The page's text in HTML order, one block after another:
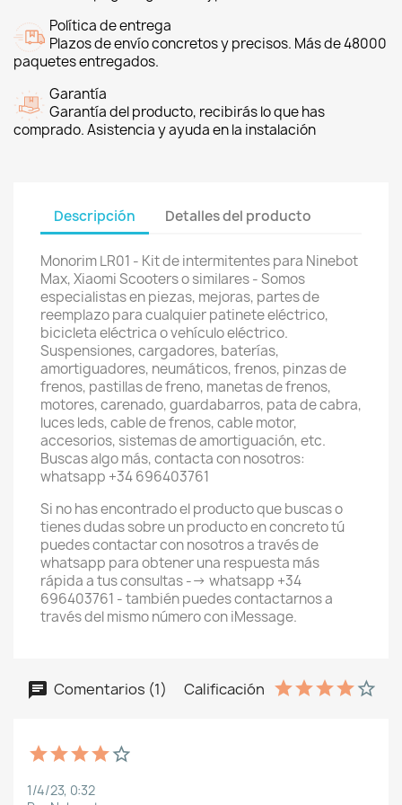
Política de entrega
Plazos de envío concretos y precisos. Más de 48000
paquetes entregados.
Garantía
Garantía del producto, recibirás lo que has
comprado. Asistencia y ayuda en la instalación
Descripción Detalles del producto
Monorim LR01 - Kit de intermitentes para Ninebot
Max, Xiaomi Scooters o similares - Somos
especialistas en piezas, mejoras, partes de
reemplazo para cualquier patinete eléctrico,
bicicleta eléctrica o vehículo eléctrico.
Suspensiones, cargadores, baterías,
amortiguadores, neumáticos, frenos, pinzas de
frenos, pastillas de freno, manetas de frenos,
motores, carenado, guardabarros, pata de cabra,
luces leds, cable de frenos, cable motor,
accesorios, sistemas de amortiguación, etc.
Buscas algo más, contacta con nosotros:
whatsapp +34 696403761
Si no has encontrado el producto que buscas o
tienes dudas sobre un producto en concreto tú
puedes contactar con nosotros a través de
whatsapp para obtener una respuesta más
rápida a tus consultas --> whatsapp +34
696403761 - también puedes contactarnos a
través del mismo número con iMessage.
Comentarios (1) Calificación
1/4/23, 0:32